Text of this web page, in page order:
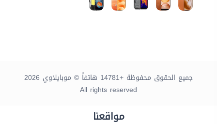
جميع الحقوق محفوظة +14781 هاتفاً © موبايلاوي 2026
All rights reserved